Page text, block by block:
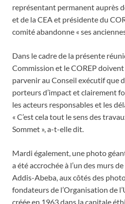
représentant permanent auprès
et de la CEA et présidente du
comité abandonne « ses
Dans le cadre de la présente
Commission et le COREP doivent
parvenir au Conseil exécutif que
porteurs d’impact et clairement
les acteurs responsables et les
« C’est cela tout le sens des
Sommet », a-t-elle dit.
Mardi également, une photo
a été accrochée à l’un des murs
Addis-Abeba, aux côtés des
fondateurs de l’Organisation de
créée en 1963 dans la capitale